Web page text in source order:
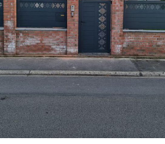
Portail acacia personnalisé à